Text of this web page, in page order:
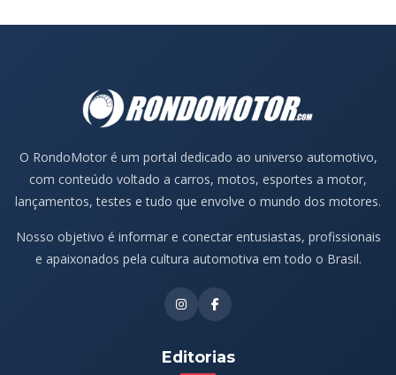
O RondoMotor é um portal dedicado ao universo automotivo,
com conteúdo voltado a carros, motos, esportes a motor,
lançamentos, testes e tudo que envolve o mundo dos motores.
Nosso objetivo é informar e conectar entusiastas, profissionais
e apaixonados pela cultura automotiva em todo o Brasil.
Editorias